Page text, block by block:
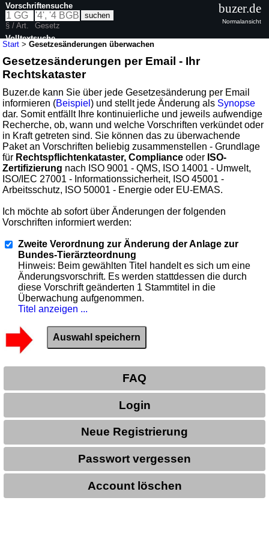
Start >Gesetzesänderungen überwachen
Gesetzesänderungen per Email - Ihr
Rechtskataster
Buzer.de kann Sie über jede Gesetzesänderung per Email
informieren (Beispiel) und stellt jede Änderung als Synopse
dar. Somit entfällt Ihre kontinuierliche und jeweils aufwendige
Recherche, ob, wann und welche Vorschriften verkündet oder
in Kraft getreten sind. Sie können das zu überwachende
Paket an Vorschriften beliebig zusammenstellen - Grundlage
für Rechtspflichtenkataster, Compliance oder ISO-
Zertifizierung nach ISO 9001 - QMS, ISO 14001 - Umwelt,
ISO/IEC 27001 - Informationssicherheit, ISO 45001 -
Arbeitsschutz, ISO 50001 - Energie oder EU-EMAS.
Ich möchte ab sofort über Änderungen der folgenden
Vorschriften informiert werden:
Zweite Verordnung zur Änderung der Anlage zur
Bundes-Tierärzteordnung
Hinweis: Beim gewählten Titel handelt es sich um eine
Änderungsvorschrift. Es werden stattdessen die durch
diese Vorschrift geänderten 1 Stammtitel in die
Überwachung aufgenommen.
Titel anzeigen ...
FAQ
Login
Neue Registrierung
Passwort vergessen
Account löschen
Vorschriftensuche
§ / Art.
Gesetz
Volltextsuche
buzer.de
Normalansicht